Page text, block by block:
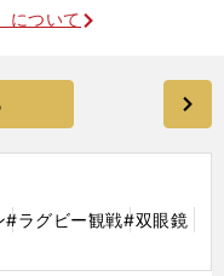
について
#ラグビー観戦#双眼鏡